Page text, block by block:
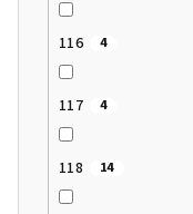
116 4
117 4
118 14